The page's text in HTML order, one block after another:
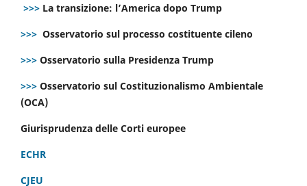
>>> La transizione: l’America dopo Trump
>>> Osservatorio sul processo costituente cileno
>>> Osservatorio sulla Presidenza Trump
>>> Osservatorio sul Costituzionalismo Ambientale
(OCA)
Giurisprudenza delle Corti europee
ECHR
CJEU